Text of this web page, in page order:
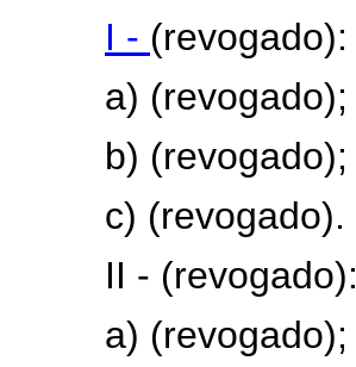
I - (revogado):
a) (revogado);
b) (revogado);
c) (revogado).
II - (revogado):
a) (revogado);